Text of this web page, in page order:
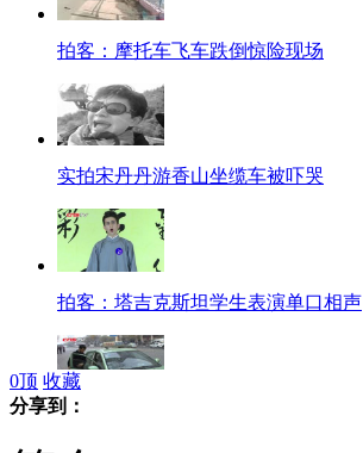
拍客：摩托车飞车跌倒惊险现场
实拍宋丹丹游香山坐缆车被吓哭
拍客：塔吉克斯坦学生表演单口相声
0顶 收藏
分享到：